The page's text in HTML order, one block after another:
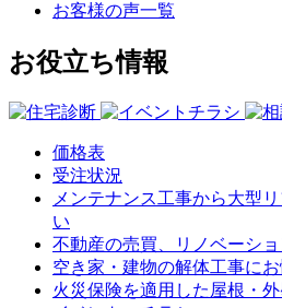
お客様の声一覧
お役立ち情報
価格表
受注状況
メンテナンス工事から大型
い
不動産の売買、リノベーシ
空き家・建物の解体工事に
火災保険を適用した屋根・